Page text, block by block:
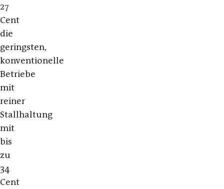
27
Cent
die
geringsten,
konventionelle
Betriebe
mit
reiner
Stallhaltung
mit
bis
zu
34
Cent